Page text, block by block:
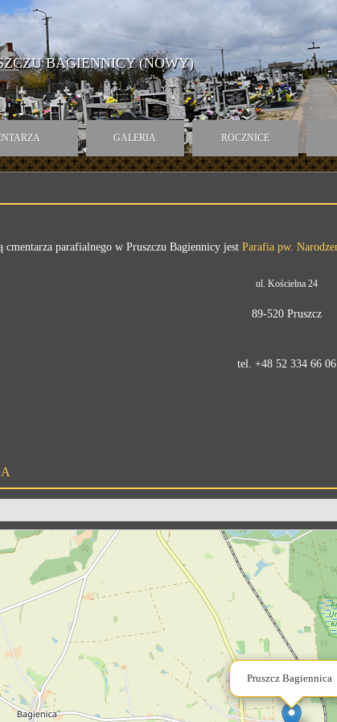
BAGIENNICY (NOWY)
GALERIA ROCZNICE
cmentarza parafialnego w Pruszczu Bagiennicy jestParafia pw.
ul. Kościelna 24
89-520 Pruszcz
tel. +48 52 334 66 06
Pruszcz Bagiennica